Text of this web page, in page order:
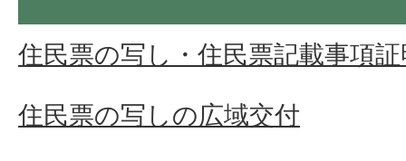
住みはじめてから14日以上経
届出はできますか。
住民票の写し・住民票記載事項
住民票の写しの広域交付